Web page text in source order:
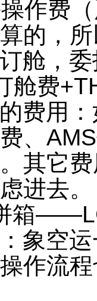
作费
的，
，委
舱费
用：
、
其它
进去。
箱
空运
作流